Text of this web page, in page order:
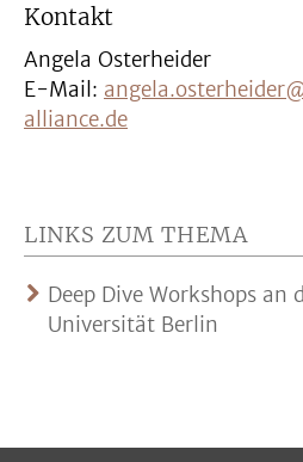
Kontakt
Angela Osterheider
E-Mail:
alliance.de
LINKS ZUM THEMA
Deep Dive Workshops an
Universität Berlin